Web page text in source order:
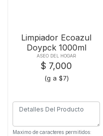
Limpiador Ecoazul
Doypck 1000ml
ASEO DEL HOGAR
$ 7,000
(g a $7)
Maximo de caracteres permitidos: